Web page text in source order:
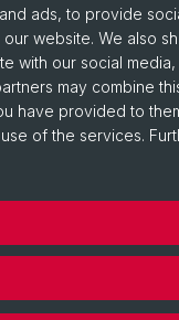
ads, to provide
website. We also
with our social media,
may combine
have provided to
of the services.